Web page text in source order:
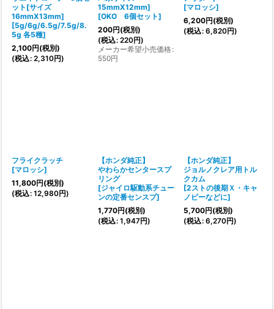
ット[サイズ
16mmX13mm]
[5g/6g/6.5g/7.5g/8.
5g 各5種]
2,100円(税別)
(税込: 2,310円)
15mmX12mm]
[OKO 6個セット]
200円(税別)
(税込: 220円)
メーカー希望小売価格:
550円
[マロッシ]
6,200円(税別)
(税込: 6,820円)
フライクラッチ
[マロッシ]
11,800円(税別)
(税込: 12,980円)
【ホンダ純正】
やわらかセンタースプ
リング
[ジャイロ駆動系チュー
ンの定番センスプ]
1,770円(税別)
(税込: 1,947円)
【ホンダ純正】
ジョルノクレア用トル
クカム
[2ストの後期Ｘ・キャ
ノピーなどに]
5,700円(税別)
(税込: 6,270円)